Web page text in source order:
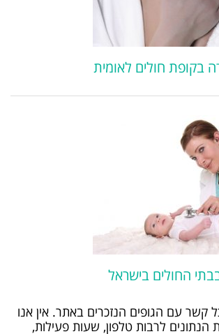
בקופת חולים לאומית
החולים בישראל
קשר עם הגופים הנזכרים באתר. אין אנו
הנתונים לרבות טלפון, שעות פעילות,